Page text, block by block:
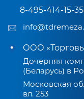
8-495-414-15-35
ООО
Дочерняя
(Беларусь) в
Московская
вл. 253